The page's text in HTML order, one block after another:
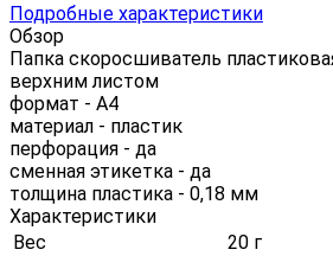
Подробные характеристики
Обзор
Папка скоросшиватель
верхним листом
формат - А4
материал - пластик
перфорация - да
сменная этикетка - да
толщина пластика - 0,18 мм
Характеристики
Вес
20 г